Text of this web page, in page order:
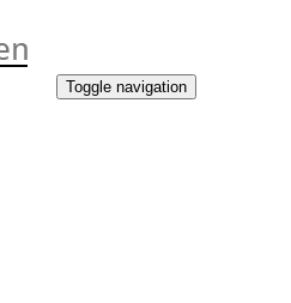
Toggle navigation